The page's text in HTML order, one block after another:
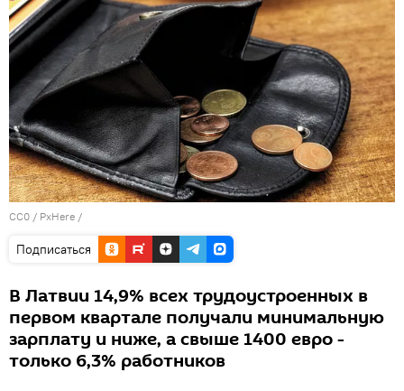
CC0 / PxHere /
Подписаться
В Латвии 14,9% всех трудоустроенных в
первом квартале получали минимальную
зарплату и ниже, а свыше 1400 евро -
только 6,3% работников